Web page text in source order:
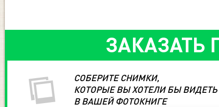
ЗАКАЗАТЬ
СОБЕРИТЕ СНИМКИ,
КОТОРЫЕ ВЫ ХОТЕЛИ БЫ ВИДЕТЬ
В ВАШЕЙ ФОТОКНИГЕ